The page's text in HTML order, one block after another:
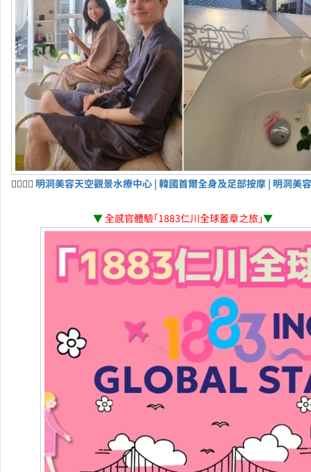
💆‍♀️💆‍♂️ 明洞美容天空觀景水療中心 | 韓國首爾全身及足部按摩 | 明洞美
▼全感官體驗「1883仁川全球蓋章之旅」▼